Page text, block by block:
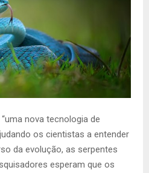
“uma nova tecnologia de
os cientistas a entender
da evolução, as serpentes
esperam que os